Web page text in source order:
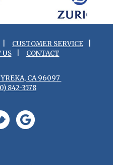
CUSTOMER SERVICE
US CONTACT
CA 96097
842-3578